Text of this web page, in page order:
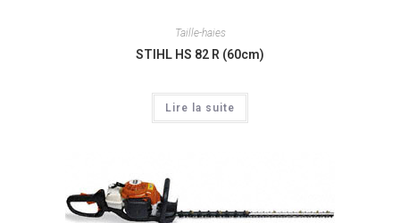
Taille-haies
STIHL HS 82 R (60cm)
Lire la suite